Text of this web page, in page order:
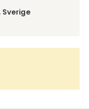
med andre